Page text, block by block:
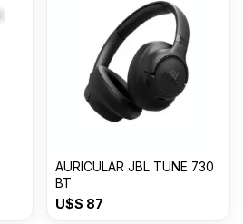
AURICULAR JBL TUNE 730
BT
U$S 87